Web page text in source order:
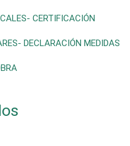
CERTIFICACIÓN
DECLARACIÓN MEDIDAS